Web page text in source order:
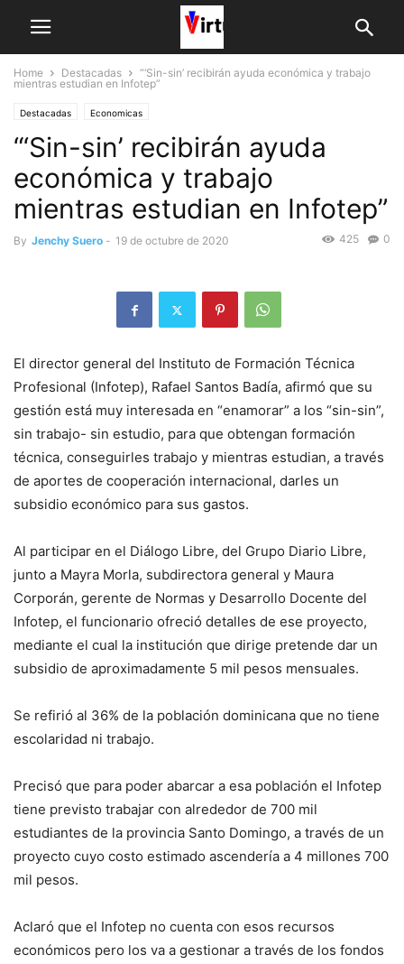
Home Destacadas
“‘Sin-sin’ recibirán ayuda económica y trabajo
mientras estudian en Infotep”
Destacadas Economicas
“‘Sin-sin’ recibirán ayuda
económica y trabajo
mientras estudian en Infotep”
By Jenchy Suero - 19 de octubre de 2020 0
425
El director general del Instituto de Formación Técnica
Profesional (Infotep), Rafael Santos Badía, afirmó que su
gestión está muy interesada en “enamorar” a los “sin-sin”,
sin trabajo- sin estudio, para que obtengan formación
técnica, conseguirles trabajo y mientras estudian, a través
de aportes de cooperación internacional, darles un
subsidio económico para sus gastos.
Al participar en el Diálogo Libre, del Grupo Diario Libre,
junto a Mayra Morla, subdirectora general y Maura
Corporán, gerente de Normas y Desarrollo Docente del
Infotep, el funcionario ofreció detalles de ese proyecto,
mediante el cual la institución que dirige pretende dar un
subsidio de aproximadamente 5 mil pesos mensuales.
Se refirió al 36% de la población dominicana que no tiene
escolaridad ni trabajo.
Precisó que para poder abarcar a esa población el Infotep
tiene previsto trabajar con alrededor de 700 mil
estudiantes de la provincia Santo Domingo, a través de un
proyecto cuyo costo estimado ascendería a 4 millones 700
mil pesos.
Aclaró que el Infotep no cuenta con esos recursos
económicos pero los va a gestionar a través de los fondos